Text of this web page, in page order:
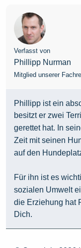
Verfasst von
Phillipp Nurman
Mitglied unserer
Phillipp ist ein
besitzt er zwei
gerettet hat. In
Zeit mit seinen
auf den
Für ihn ist es
sozialen Umwelt
die Erziehung hat
Dich.